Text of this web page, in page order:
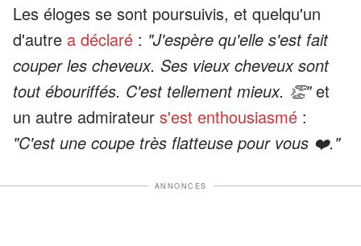
Les éloges se sont poursuivis, et quelqu'un
d'autre a déclaré : "J'espère qu'elle s'est fait
couper les cheveux. Ses vieux cheveux sont
tout ébouriffés. C'est tellement mieux. 👏"et
un autre admirateur s'est enthousiasmé :
"C'est une coupe très flatteuse pour vous ❤️."
ANNONCES